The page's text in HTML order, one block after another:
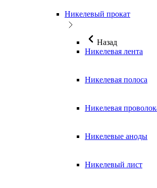
Никелевый прокат
Назад
Никелевая лента
Никелевая полоса
Никелевая
Никелевые аноды
Никелевый лист